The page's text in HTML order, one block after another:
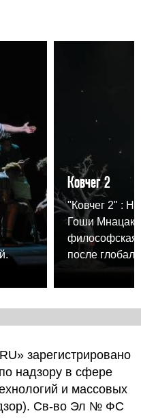
Ковчег 2
"Ковчег 2" :
Гоши
философская
после
зарегистрировано
надзору в сфере
и массовых
Св-во Эл № ФС